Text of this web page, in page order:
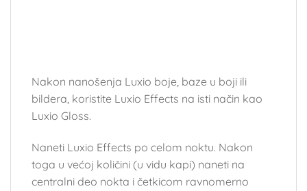
Nakon nanošenja Luxio boje, baze u boji ili
bildera, koristite Luxio Effects na isti način kao
Luxio Gloss.
Naneti Luxio Effects po celom noktu. Nakon
toga u većoj količini (u vidu kapi) naneti na
centralni deo nokta i četkicom ravnomerno